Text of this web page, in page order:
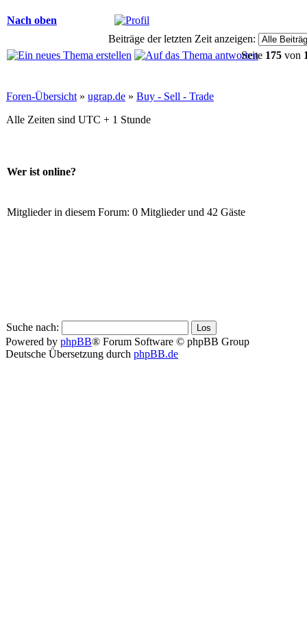
Nach oben
Beiträge der letzten Zeit anzeigen:
Seite 175 von
Foren-Übersicht » ugrap.de » Buy - Sell - Trade
Alle Zeiten sind UTC + 1 Stunde
Wer ist online?
Mitglieder in diesem Forum: 0 Mitglieder und 42 Gäste
Suche nach:
Powered by phpBB® Forum Software © phpBB Group
Deutsche Übersetzung durch phpBB.de